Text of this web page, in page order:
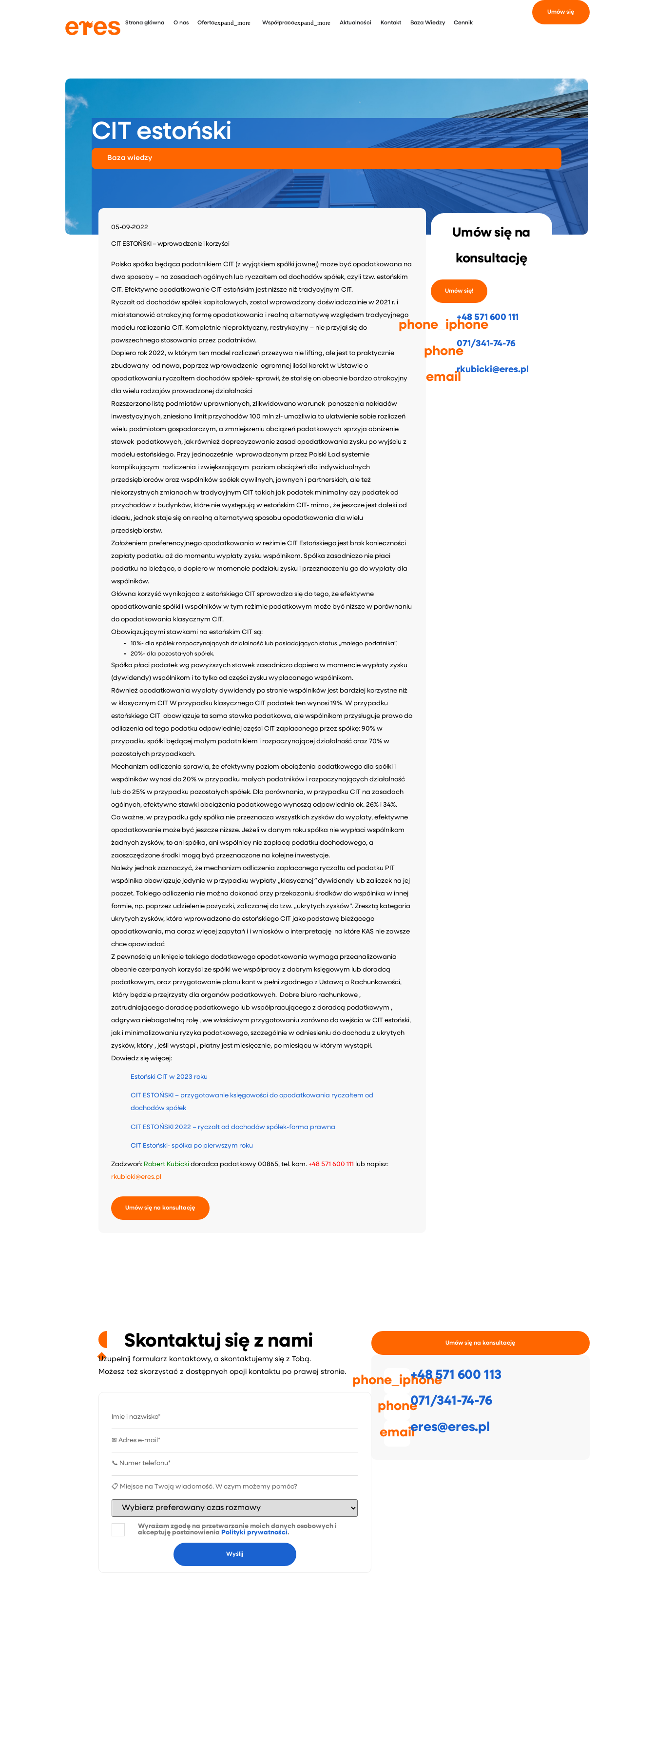
Strona główna O nas Oferta Współpraca Aktualności Kontakt Baza Wiedzy Cennik
Umów się
CIT estoński
Baza wiedzy
05-09-2022
CIT ESTOŃSKI – wprowadzenie i korzyści
Polska spółka będąca podatnikiem CIT (z wyjątkiem spółki jawnej) może być opodatkowana na
dwa sposoby – na zasadach ogólnych lub ryczałtem od dochodów spółek, czyli tzw. estońskim
CIT. Efektywne opodatkowanie CIT estońskim jest niższe niż tradycyjnym CIT.
Ryczałt od dochodów spółek kapitałowych, został wprowadzony doświadczalnie w 2021 r. i
miał stanowić atrakcyjną formę opodatkowania i realną alternatywę względem tradycyjnego
modelu rozliczania CIT. Kompletnie niepraktyczny, restrykcyjny – nie przyjął się do
powszechnego stosowania przez podatników.
Dopiero rok 2022, w którym ten model rozliczeń przeżywa nie lifting, ale jest to praktycznie
zbudowany od nowa, poprzez wprowadzenie ogromnej ilości korekt w Ustawie o
opodatkowaniu ryczałtem dochodów spółek- sprawił, że stał się on obecnie bardzo atrakcyjny
dla wielu rodzajów prowadzonej działalności
Rozszerzono listę podmiotów uprawnionych, zlikwidowano warunek ponoszenia nakładów
inwestycyjnych, zniesiono limit przychodów 100 mln zł- umożliwia to ułatwienie sobie rozliczeń
wielu podmiotom gospodarczym, a zmniejszeniu obciążeń podatkowych sprzyja obniżenie
stawek podatkowych, jak również doprecyzowanie zasad opodatkowania zysku po wyjściu z
modelu estońskiego. Przy jednocześnie wprowadzonym przez Polski Ład systemie
komplikującym rozliczenia i zwiększającym poziom obciążeń dla indywidualnych
przedsiębiorców oraz wspólników spółek cywilnych, jawnych i partnerskich, ale też
niekorzystnych zmianach w tradycyjnym CIT takich jak podatek minimalny czy podatek od
przychodów z budynków, które nie występują w estońskim CIT- mimo , że jeszcze jest daleki od
ideału, jednak staje się on realną alternatywą sposobu opodatkowania dla wielu
przedsiębiorstw.
Założeniem preferencyjnego opodatkowania w reżimie CIT Estońskiego jest brak konieczności
zapłaty podatku aż do momentu wypłaty zysku wspólnikom. Spółka zasadniczo nie płaci
podatku na bieżąco, a dopiero w momencie podziału zysku i przeznaczeniu go do wypłaty dla
wspólników.
Główna korzyść wynikająca z estońskiego CIT sprowadza się do tego, że efektywne
opodatkowanie spółki i wspólników w tym reżimie podatkowym może być niższe w porównaniu
do opodatkowania klasycznym CIT.
Obowiązującymi stawkami na estońskim CIT są:
10%- dla spółek rozpoczynających działalność lub posiadających status „małego podatnika”,
20%- dla pozostałych spółek.
Spółka płaci podatek wg powyższych stawek zasadniczo dopiero w momencie wypłaty zysku
(dywidendy) wspólnikom i to tylko od części zysku wypłacanego wspólnikom.
Również opodatkowania wypłaty dywidendy po stronie wspólników jest bardziej korzystne niż
w klasycznym CIT W przypadku klasycznego CIT podatek ten wynosi 19%. W przypadku
estońskiego CIT obowiązuje ta sama stawka podatkowa, ale wspólnikom przysługuje prawo do
odliczenia od tego podatku odpowiedniej części CIT zapłaconego przez spółkę: 90% w
przypadku spółki będącej małym podatnikiem i rozpoczynającej działalność oraz 70% w
pozostałych przypadkach.
Mechanizm odliczenia sprawia, że efektywny poziom obciążenia podatkowego dla spółki i
wspólników wynosi do 20% w przypadku małych podatników i rozpoczynających działalność
lub do 25% w przypadku pozostałych spółek. Dla porównania, w przypadku CIT na zasadach
ogólnych, efektywne stawki obciążenia podatkowego wynoszą odpowiednio ok. 26% i 34%.
Co ważne, w przypadku gdy spółka nie przeznacza wszystkich zysków do wypłaty, efektywne
opodatkowanie może być jeszcze niższe. Jeżeli w danym roku spółka nie wypłaci wspólnikom
żadnych zysków, to ani spółka, ani wspólnicy nie zapłacą podatku dochodowego, a
zaoszczędzone środki mogą być przeznaczone na kolejne inwestycje.
Należy jednak zaznaczyć, że mechanizm odliczenia zapłaconego ryczałtu od podatku PIT
wspólnika obowiązuje jedynie w przypadku wypłaty „klasycznej”dywidendy lub zaliczek na jej
poczet. Takiego odliczenia nie można dokonać przy przekazaniu środków do wspólnika w innej
formie, np. poprzez udzielenie pożyczki, zaliczanej do tzw. „ukrytych zysków”. Zresztą kategoria
ukrytych zysków, która wprowadzono do estońskiego CIT jako podstawę bieżącego
opodatkowania, ma coraz więcej zapytań i i wniosków o interpretację na które KAS nie zawsze
chce opowiadać
Z pewnością uniknięcie takiego dodatkowego opodatkowania wymaga przeanalizowania
obecnie czerpanych korzyści ze spółki we współpracy z dobrym księgowym lub doradcą
podatkowym, oraz przygotowanie planu kont w pełni zgodnego z Ustawą o Rachunkowości,
który będzie przejrzysty dla organów podatkowych. Dobre biuro rachunkowe ,
zatrudniającego doradcę podatkowego lub współpracującego z doradcą podatkowym ,
odgrywa niebagatelną rolę , we właściwym przygotowaniu zarówno do wejścia w CIT estoński,
jak i minimalizowaniu ryzyka podatkowego, szczególnie w odniesieniu do dochodu z ukrytych
zysków, który , jeśli wystąpi , płatny jest miesięcznie, po miesiącu w którym wystąpił.
Dowiedz się więcej:
Estoński CIT w 2023 roku
CIT ESTOŃSKI – przygotowanie księgowości do opodatkowania ryczałtem od
dochodów spółek
CIT ESTOŃSKI 2022 – ryczałt od dochodów spółek-forma prawna
CIT Estoński- spółka po pierwszym roku
Zadzwoń: Robert Kubicki doradca podatkowy 00865, tel. kom. +48 571 600 111
lub napisz:
rkubicki@eres.pl
Umów się na konsultację
Umów się na
konsultację
Umów się!
phone_iphone
+48 571 600 111
phone
071/341-74-76
email
rkubicki@eres.pl
Skontaktuj się z nami
Uzupełnij formularz kontaktowy, a skontaktujemy się z Tobą.
Możesz też skorzystać z dostępnych opcji kontaktu po prawej stronie.
Wyrażam zgodę na przetwarzanie moich danych osobowych i
akceptuję postanowienia Polityki prywatności.
Umów się na konsultację
phone_iphone+48 571 600 113
phone071/341-74-76
emaileres@eres.pl